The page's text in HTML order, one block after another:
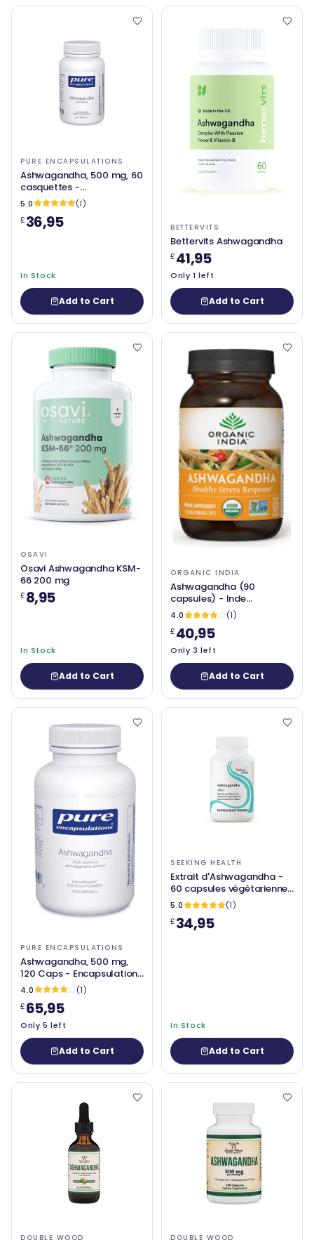
PURE ENCAPSULATIONS
Ashwagandha, 500 mg, 60
casquettes -
Encapulations pures
5.0
(1)
£36,95
In Stock
Add to Cart
BETTERVITS
Bettervits Ashwagandha
£41,95
Only 1 left
Add to Cart
OSAVI
Osavi Ashwagandha KSM-
66 200 mg
£8,95
In Stock
Add to Cart
ORGANIC INDIA
Ashwagandha (90
capsules) - Inde
biologique
4.0
(1)
£40,95
Only 3 left
Add to Cart
PURE ENCAPSULATIONS
Ashwagandha, 500 mg,
120 Caps - Encapsulations
pures
4.0
(1)
£65,95
Only 5 left
Add to Cart
SEEKING HEALTH
Extrait d'Ashwagandha -
60 capsules végétariennes
- recherche de santé
5.0
(1)
£34,95
In Stock
Add to Cart
DOUBLE WOOD DOUBLE WOOD